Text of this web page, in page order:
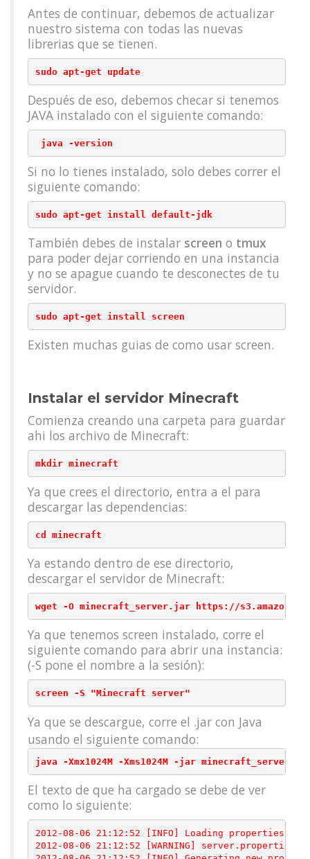
Antes de continuar, debemos de actualizar
nuestro sistema con todas las nuevas
librerias que se tienen.
sudo apt-get update
Después de eso, debemos checar si tenemos
JAVA instalado con el siguiente comando:
java -version
Si no lo tienes instalado, solo debes correr el
siguiente comando:
sudo apt-get install default-jdk
También debes de instalar screen o tmux
para poder dejar corriendo en una instancia
y no se apague cuando te desconectes de tu
servidor.
sudo apt-get install screen
Existen muchas guias de como usar screen.
Instalar el servidor Minecraft
Comienza creando una carpeta para guardar
ahi los archivo de Minecraft:
mkdir minecraft
Ya que crees el directorio, entra a el para
descargar las dependencias:
cd minecraft
Ya estando dentro de ese directorio,
descargar el servidor de Minecraft:
wget -O minecraft_server.jar https://
Ya que tenemos screen instalado, corre el
siguiente comando para abrir una instancia:
(-S pone el nombre a la sesión):
screen -S "Minecraft server"
Ya que se descargue, corre el .jar con Java
usando el siguiente comando:
java -Xmx1024M -Xms1024M -jar
El texto de que ha cargado se debe de ver
como lo siguiente:
2012-08-06 21:12:52 [INFO] Loading properties
2012-08-06 21:12:52 [WARNING] server.properties